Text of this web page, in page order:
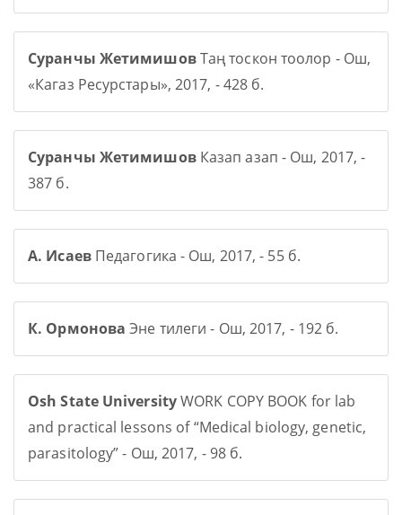
Суранчы ЖетимишовТаң тоскон тоолор - Ош,
«Кагаз Ресурстары», 2017, - 428 б.
Суранчы ЖетимишовКазап азап - Ош, 2017, -
387 б.
А. ИсаевПедагогика - Ош, 2017, - 55 б.
К. Ормонова Эне тилеги - Ош, 2017, - 192 б.
Osh State UniversityWORK COPY BOOK for lab
and practical lessons of “Medical biology, genetic,
parasitology” - Ош, 2017, - 98 б.